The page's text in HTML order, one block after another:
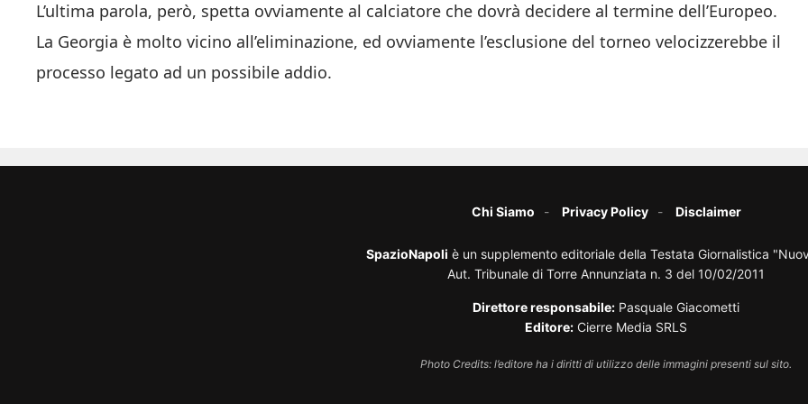
L’ultima parola, però, spetta ovviamente al calciatore che dovrà decidere al termine dell’Europeo.
La Georgia è molto vicino all’eliminazione, ed ovviamente l’esclusione del torneo velocizzerebbe il
processo legato ad un possibile addio.
Chi Siamo Privacy Policy Disclaimer
SpazioNapoli è un supplemento editoriale della Testata Giornalistica
Aut. Tribunale di Torre Annunziata n. 3 del 10/02/2011
Direttore responsabile: Pasquale Giacometti
Editore: Cierre Media SRLS
Photo Credits: l’editore ha i diritti di utilizzo delle immagini presenti sul sito.